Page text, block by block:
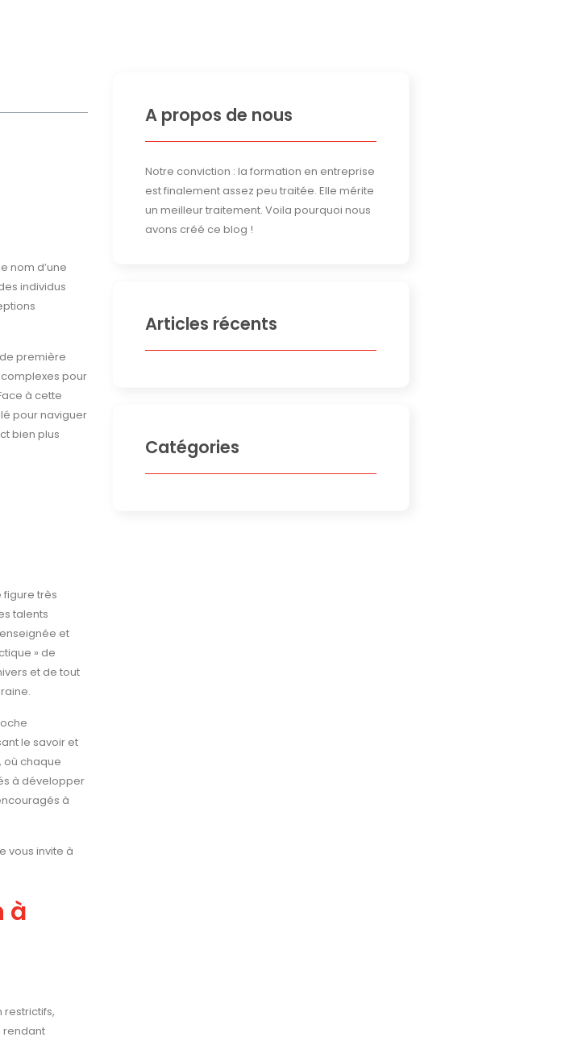
nom d’une
individus
première
pour
à cette
pour naviguer
bien plus
figure très
talents
et
» de
et de tout
le savoir et
où chaque
à développer
à
vous invite à
à
restrictifs,
rendant
A propos de nous
Notre conviction : la formation en entreprise
est finalement assez peu traitée. Elle mérite
un meilleur traitement. Voila pourquoi nous
avons créé ce blog !
Articles récents
Catégories